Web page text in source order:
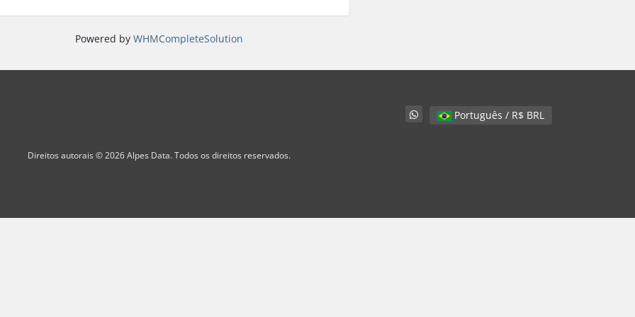
Powered by WHMCompleteSolution
Português / R$ BRL
Direitos autorais © 2026 Alpes Data. Todos os direitos reservados.